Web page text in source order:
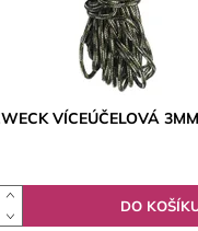
VÍCEÚČELOVÁ